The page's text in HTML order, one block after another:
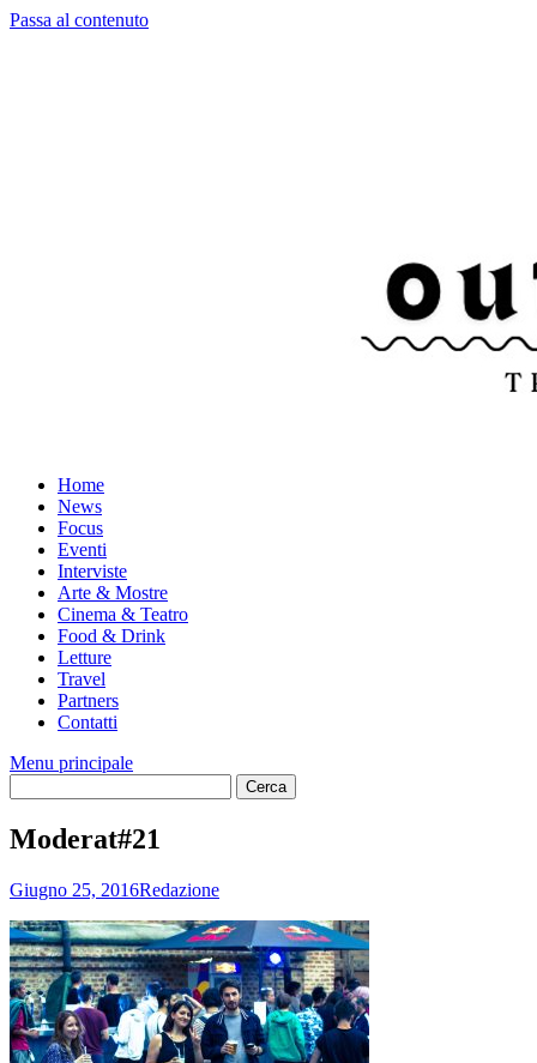
Passa al contenuto
Home
News
Focus
Eventi
Interviste
Arte & Mostre
Cinema & Teatro
Food & Drink
Letture
Travel
Partners
Contatti
Menu principale
Moderat#21
Giugno 25, 2016Redazione